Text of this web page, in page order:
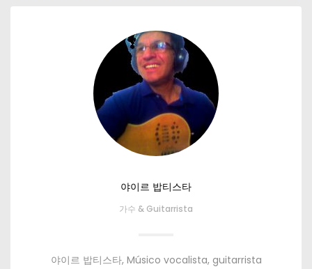
야이르 밥티스타
가수 & Guitarrista
야이르 밥티스타, Músico vocalista, guitarrista